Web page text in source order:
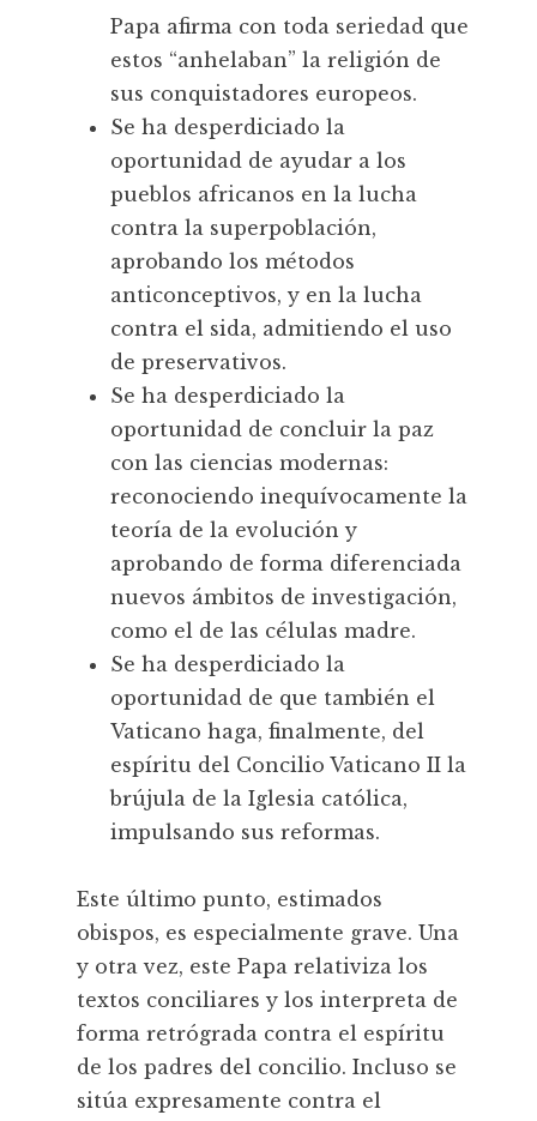
Papa afirma con toda seriedad que
estos “anhelaban” la religión de
sus conquistadores europeos.
Se ha desperdiciado la
oportunidad de ayudar a los
pueblos africanos en la lucha
contra la superpoblación,
aprobando los métodos
anticonceptivos, y en la lucha
contra el sida, admitiendo el uso
de preservativos.
Se ha desperdiciado la
oportunidad de concluir la paz
con las ciencias modernas:
reconociendo inequívocamente la
teoría de la evolución y
aprobando de forma diferenciada
nuevos ámbitos de investigación,
como el de las células madre.
Se ha desperdiciado la
oportunidad de que también el
Vaticano haga, finalmente, del
espíritu del Concilio Vaticano II la
brújula de la Iglesia católica,
impulsando sus reformas.
Este último punto, estimados
obispos, es especialmente grave. Una
y otra vez, este Papa relativiza los
textos conciliares y los interpreta de
forma retrógrada contra el espíritu
de los padres del concilio. Incluso se
sitúa expresamente contra el